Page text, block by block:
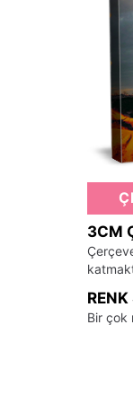
3CM
RENK
Bir çok